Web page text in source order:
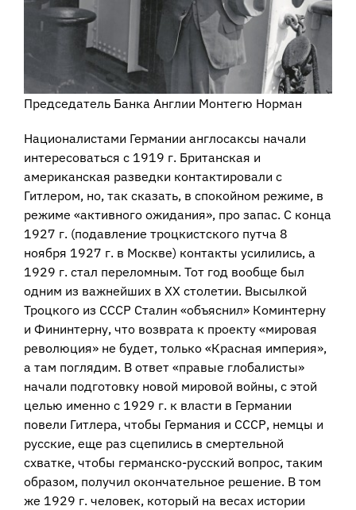
Председатель Банка Англии Монтегю Норман
Националистами Германии англосаксы начали
интересоваться с 1919 г. Британская и
американская разведки контактировали с
Гитлером, но, так сказать, в спокойном режиме, в
режиме «активного ожидания», про запас. С конца
1927 г. (подавление троцкистского путча 8
ноября 1927 г. в Москве) контакты усилились, а
1929 г. стал переломным. Тот год вообще был
одним из важнейших в ХХ столетии. Высылкой
Троцкого из СССР Сталин «объяснил» Коминтерну
и Фининтерну, что возврата к проекту «мировая
революция» не будет, только «Красная империя»,
а там поглядим. В ответ «правые глобалисты»
начали подготовку новой мировой войны, с этой
целью именно с 1929 г. к власти в Германии
повели Гитлера, чтобы Германия и СССР, немцы и
русские, еще раз сцепились в смертельной
схватке, чтобы германско-русский вопрос, таким
образом, получил окончательное решение. В том
же 1929 г. человек, который на весах истории